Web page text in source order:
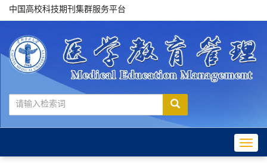
中国高校科技期刊集群服务平台